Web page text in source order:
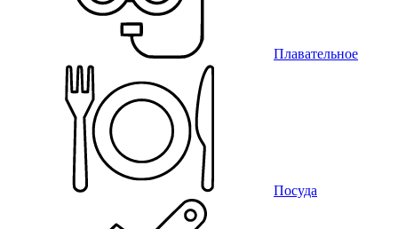
Плавательное
Посуда